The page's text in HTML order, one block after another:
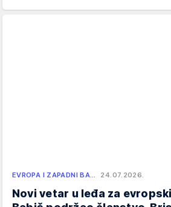
EVROPA I ZAPADNI BA… 24.07.2026.
Novi vetar u leđa za